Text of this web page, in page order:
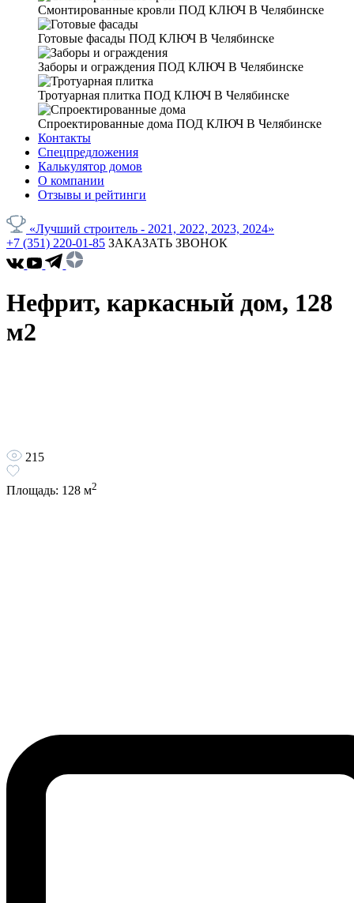
Смонтированные кровли ПОД КЛЮЧ В Челябинске
Готовые фасады ПОД КЛЮЧ В Челябинске
Заборы и ограждения ПОД КЛЮЧ В Челябинске
Тротуарная плитка ПОД КЛЮЧ В Челябинске
Спроектированные дома ПОД КЛЮЧ В Челябинске
Контакты
Спецпредложения
Калькулятор домов
О компании
Отзывы и рейтинги
«Лучший строитель - 2021, 2022, 2023, 2024»
+7 (351) 220-01-85 ЗАКАЗАТЬ ЗВОНОК
Нефрит, каркасный дом, 128
м2
215
Площадь: 128 м2